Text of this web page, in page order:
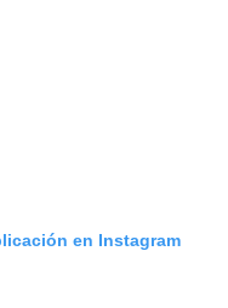
en Instagram